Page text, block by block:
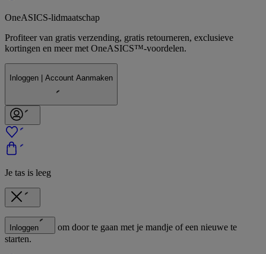
OneASICS-lidmaatschap
Profiteer van gratis verzending, gratis retourneren, exclusieve
kortingen en meer met OneASICS™-voordelen.
Inloggen | Account Aanmaken
Je tas is leeg
Inloggen
om door te gaan met je mandje of een nieuwe te
starten.